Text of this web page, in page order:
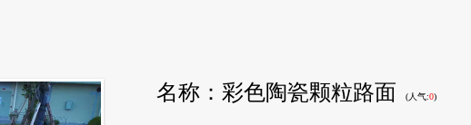
彩色陶瓷颗粒路面 (人气:0)